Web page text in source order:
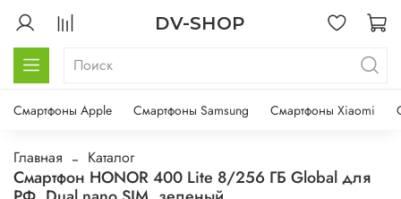
DV-SHOP
Смартфоны Apple Смартфоны Samsung Смартфоны Xiaomi
Главная Каталог
Смартфон HONOR 400 Lite 8/256 ГБ Global для